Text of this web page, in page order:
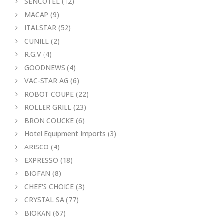
MACAP (9)
ITALSTAR (52)
CUNILL (2)
R.G.V (4)
GOODNEWS (4)
VAC-STAR AG (6)
ROBOT COUPE (22)
ROLLER GRILL (23)
BRON COUCKE (6)
Hotel Equipment Imports (3)
ARISCO (4)
EXPRESSO (18)
BIOFAN (8)
CHEF'S CHOICE (3)
CRYSTAL SA (77)
BIOKAN (67)